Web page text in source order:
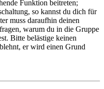
Funktion beitreten;
so kannst du dich für
muss daraufhin deinen
warum du in die Gruppe
Bitte belästige keinen
er wird einen Grund